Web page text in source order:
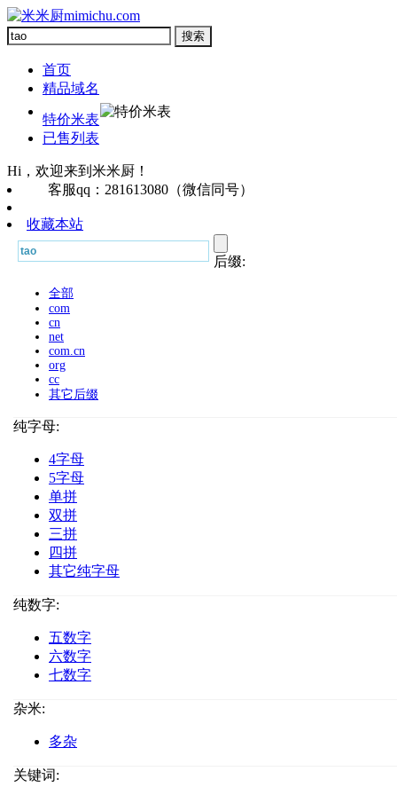
首页
精品域名
特价米表
已售列表
Hi，欢迎来到米米厨！
客服qq：281613080（微信同号）
收藏本站
后缀:
全部
com
cn
net
com.cn
org
cc
其它后缀
纯字母:
4字母
5字母
单拼
双拼
三拼
四拼
其它纯字母
纯数字:
五数字
六数字
七数字
杂米:
多杂
关键词: